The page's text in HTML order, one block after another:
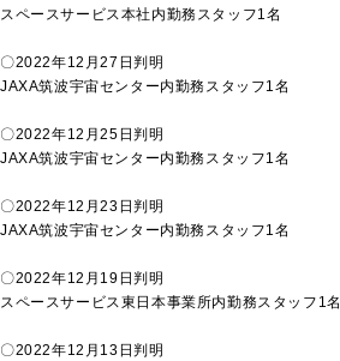
スペースサービス本社内勤務スタッフ1名
〇2022年12月27日判明
JAXA筑波宇宙センター内勤務スタッフ1名
〇2022年12月25日判明
JAXA筑波宇宙センター内勤務スタッフ1名
〇2022年12月23日判明
JAXA筑波宇宙センター内勤務スタッフ1名
〇2022年12月19日判明
スペースサービス東日本事業所内勤務スタッフ1名
〇2022年12月13日判明